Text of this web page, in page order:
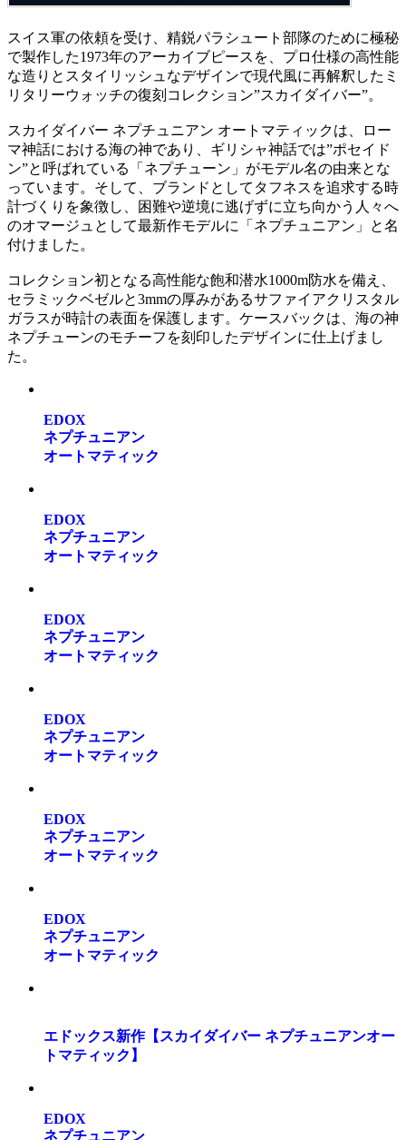
スイス軍の依頼を受け、精鋭パラシュート部隊のために極秘
で製作した1973年のアーカイブピースを、プロ仕様の高性能
な造りとスタイリッシュなデザインで現代風に再解釈したミ
リタリーウォッチの復刻コレクション”スカイダイバー”。
スカイダイバー ネプチュニアン オートマティックは、ロー
マ神話における海の神であり、ギリシャ神話では”ポセイド
ン”と呼ばれている「ネプチューン」がモデル名の由来とな
っています。そして、ブランドとしてタフネスを追求する時
計づくりを象徴し、困難や逆境に逃げずに立ち向かう人々へ
のオマージュとして最新作モデルに「ネプチュニアン」と名
付けました。
コレクション初となる高性能な飽和潜水1000m防水を備え、
セラミックベゼルと3mmの厚みがあるサファイアクリスタル
ガラスが時計の表面を保護します。ケースバックは、海の神
ネプチューンのモチーフを刻印したデザインに仕上げまし
た。
EDOX
ネプチュニアン
オートマティック
EDOX
ネプチュニアン
オートマティック
EDOX
ネプチュニアン
オートマティック
EDOX
ネプチュニアン
オートマティック
EDOX
ネプチュニアン
オートマティック
EDOX
ネプチュニアン
オートマティック
エドックス新作【スカイダイバー ネプチュニアンオー
トマティック】
EDOX
ネプチュニアン